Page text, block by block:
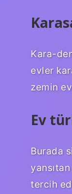
Kara-
evler
zemin
Ev
Burada
tercih